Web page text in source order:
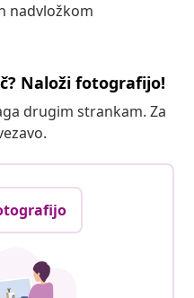
nadvložkom
Naloži fotografijo!
drugim strankam. Za